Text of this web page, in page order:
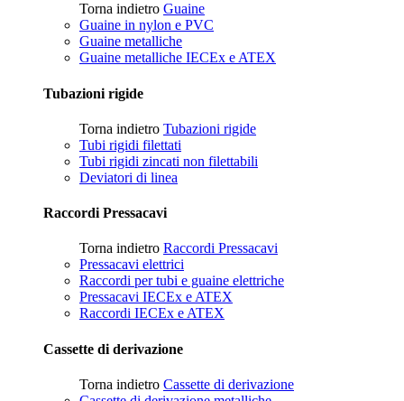
Torna indietro Guaine
Guaine in nylon e PVC
Guaine metalliche
Guaine metalliche IECEx e ATEX
Tubazioni rigide
Torna indietro Tubazioni rigide
Tubi rigidi filettati
Tubi rigidi zincati non filettabili
Deviatori di linea
Raccordi Pressacavi
Torna indietro Raccordi Pressacavi
Pressacavi elettrici
Raccordi per tubi e guaine elettriche
Pressacavi IECEx e ATEX
Raccordi IECEx e ATEX
Cassette di derivazione
Torna indietro Cassette di derivazione